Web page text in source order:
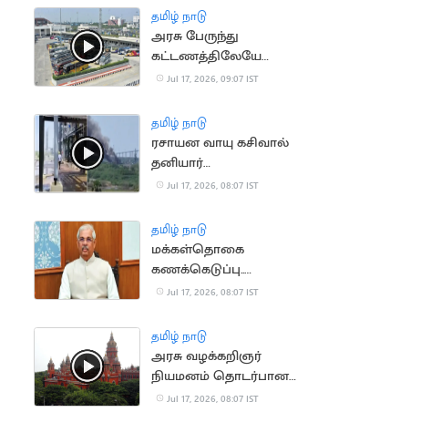
தமிழ் நாடு
அரசு பேருந்து
கட்டணத்திலேயே
ஆம்னி பேருந்துகள்
Jul 17, 2026, 09:07 IST
தமிழ் நாடு
ரசாயன வாயு கசிவால்
தனியார்
தொழிற்சாலையில் தீ
Jul 17, 2026, 08:07 IST
தமிழ் நாடு
மக்கள்தொகை
கணக்கெடுப்பு..
மக்களுக்கு ஆளுநர்
Jul 17, 2026, 08:07 IST
தமிழ் நாடு
அரசு வழக்கறிஞர்
நியமனம் தொடர்பான
வழக்கு.. CM விஜய்
Jul 17, 2026, 08:07 IST